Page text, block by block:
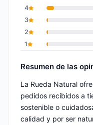
4
3
2
1
Resumen de las
La Rueda Natural
pedidos recibidos a
sostenible o
calidad y por ser